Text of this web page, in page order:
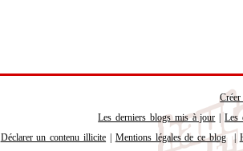
Les derniers blogs mis à jour |Les
Déclarer un contenu illicite
Mentions légales de ce blog |